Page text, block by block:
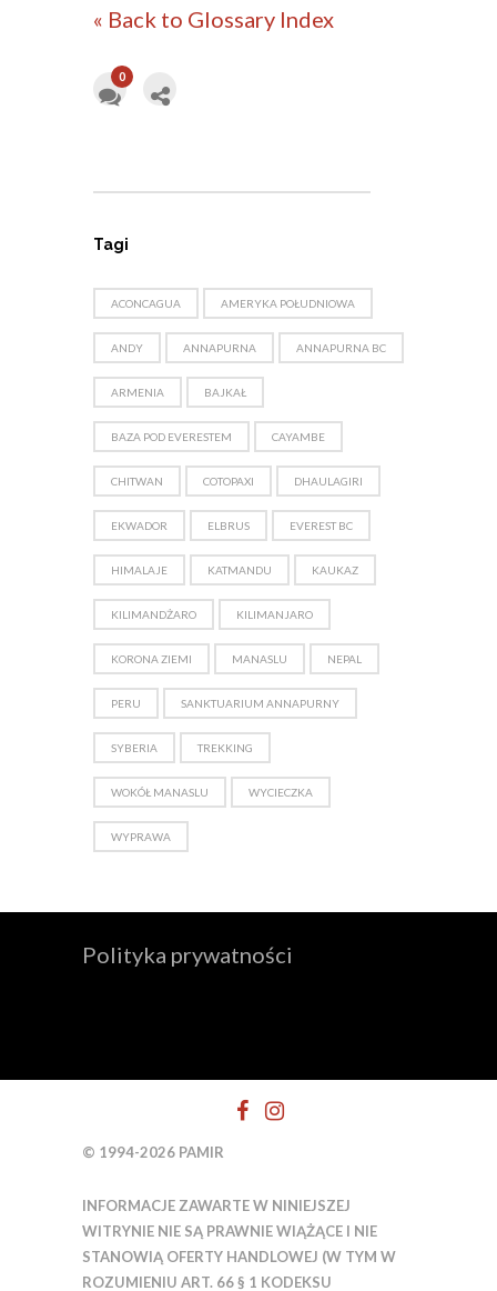
« Back to Glossary Index
0
Tagi
ACONCAGUA AMERYKA POŁUDNIOWA
ANDY ANNAPURNA ANNAPURNA BC
ARMENIA BAJKAŁ
BAZA POD EVERESTEM CAYAMBE
CHITWAN COTOPAXI DHAULAGIRI
EKWADOR ELBRUS EVEREST BC
HIMALAJE KATMANDU KAUKAZ
KILIMANDŻARO KILIMANJARO
KORONA ZIEMI MANASLU NEPAL
PERU SANKTUARIUM ANNAPURNY
SYBERIA TREKKING
WOKÓŁ MANASLU WYCIECZKA
WYPRAWA
Polityka prywatności
© 1994-2026 PAMIR
INFORMACJE ZAWARTE W NINIEJSZEJ
WITRYNIE NIE SĄ PRAWNIE WIĄŻĄCE I NIE
STANOWIĄ OFERTY HANDLOWEJ (W TYM W
ROZUMIENIU ART. 66 § 1 KODEKSU